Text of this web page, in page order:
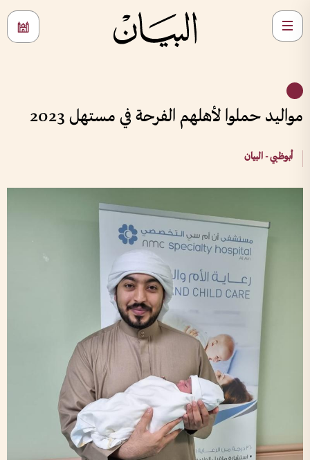
مواليد حملوا لأهلهم الفرحة في مستهل 2023
أبوظبي - البيان